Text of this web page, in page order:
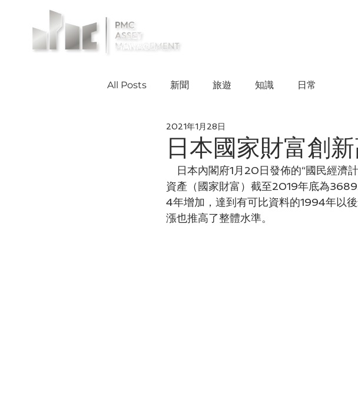
All Posts 新聞 旅遊 知識 日常
日本國家財富創
2021年1月28日
日本內閣府1月20日發佈的“國民經濟
資產（國家財富）截至2019年底為
4年增加，達到有可比資料的1994年以
漲也推高了整體水準。